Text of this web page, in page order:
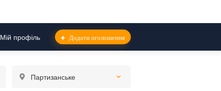
Мій профіль Додати оголошення
Партизанське